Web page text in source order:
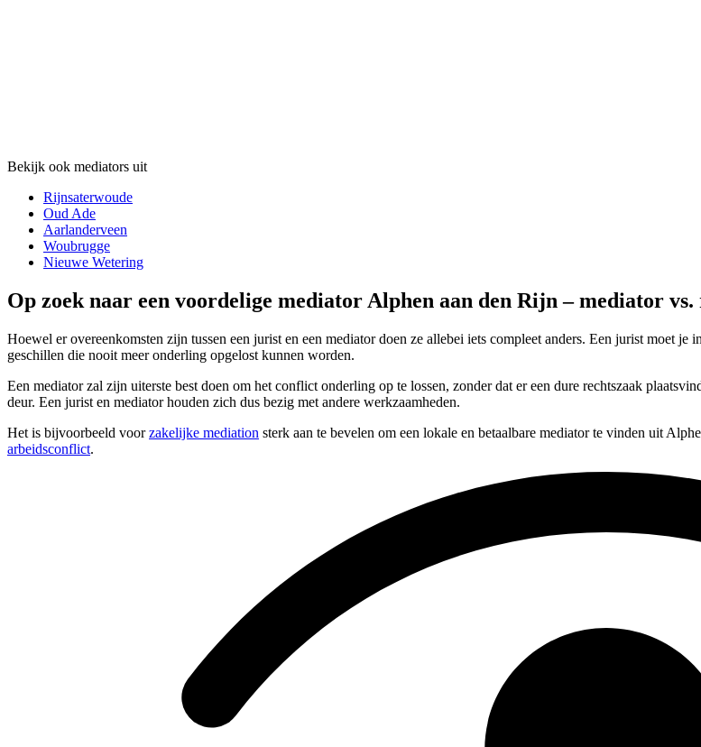
Bekijk ook mediators uit
Rijnsaterwoude
Oud Ade
Aarlanderveen
Woubrugge
Nieuwe Wetering
Op zoek naar een voordelige mediator Alphen aan den Rijn – mediator vs.
Hoewel er overeenkomsten zijn tussen een jurist en een mediator doen ze allebei iets compleet anders. Een jurist moet
geschillen die nooit meer onderling opgelost kunnen worden.
Een mediator zal zijn uiterste best doen om het conflict onderling op te lossen, zonder dat er een dure rechtszaak
deur. Een jurist en mediator houden zich dus bezig met andere werkzaamheden.
Het is bijvoorbeeld voorzakelijke mediation sterk aan te bevelen om een lokale en betaalbare mediator te vinden uit
arbeidsconflict.